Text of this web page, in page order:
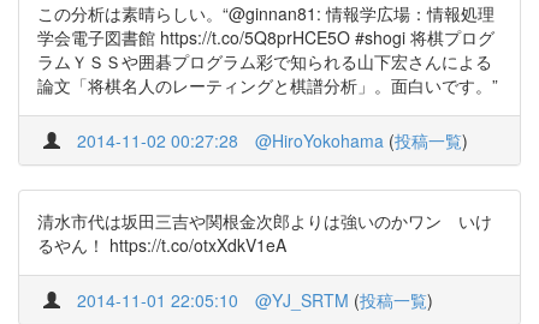
この分析は素晴らしい。“@ginnan81: 情報学広場：情報処理
学会電子図書館 https://t.co/5Q8prHCE5O #shogi 将棋プログ
ラムＹＳＳや囲碁プログラム彩で知られる山下宏さんによる
論文「将棋名人のレーティングと棋譜分析」。面白いです。”
2014-11-02 00:27:28 @HiroYokohama (投稿一覧)
清水市代は坂田三吉や関根金次郎よりは強いのかワン いけ
るやん！ https://t.co/otxXdkV1eA
2014-11-01 22:05:10 @YJ_SRTM (投稿一覧)